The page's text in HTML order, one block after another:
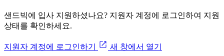
샌드빅에 입사 지원하셨나요? 지원자 계정에 로그인하여 지원
상태를 확인하세요.
지원자 계정에 로그인하기 새 창에서 열기